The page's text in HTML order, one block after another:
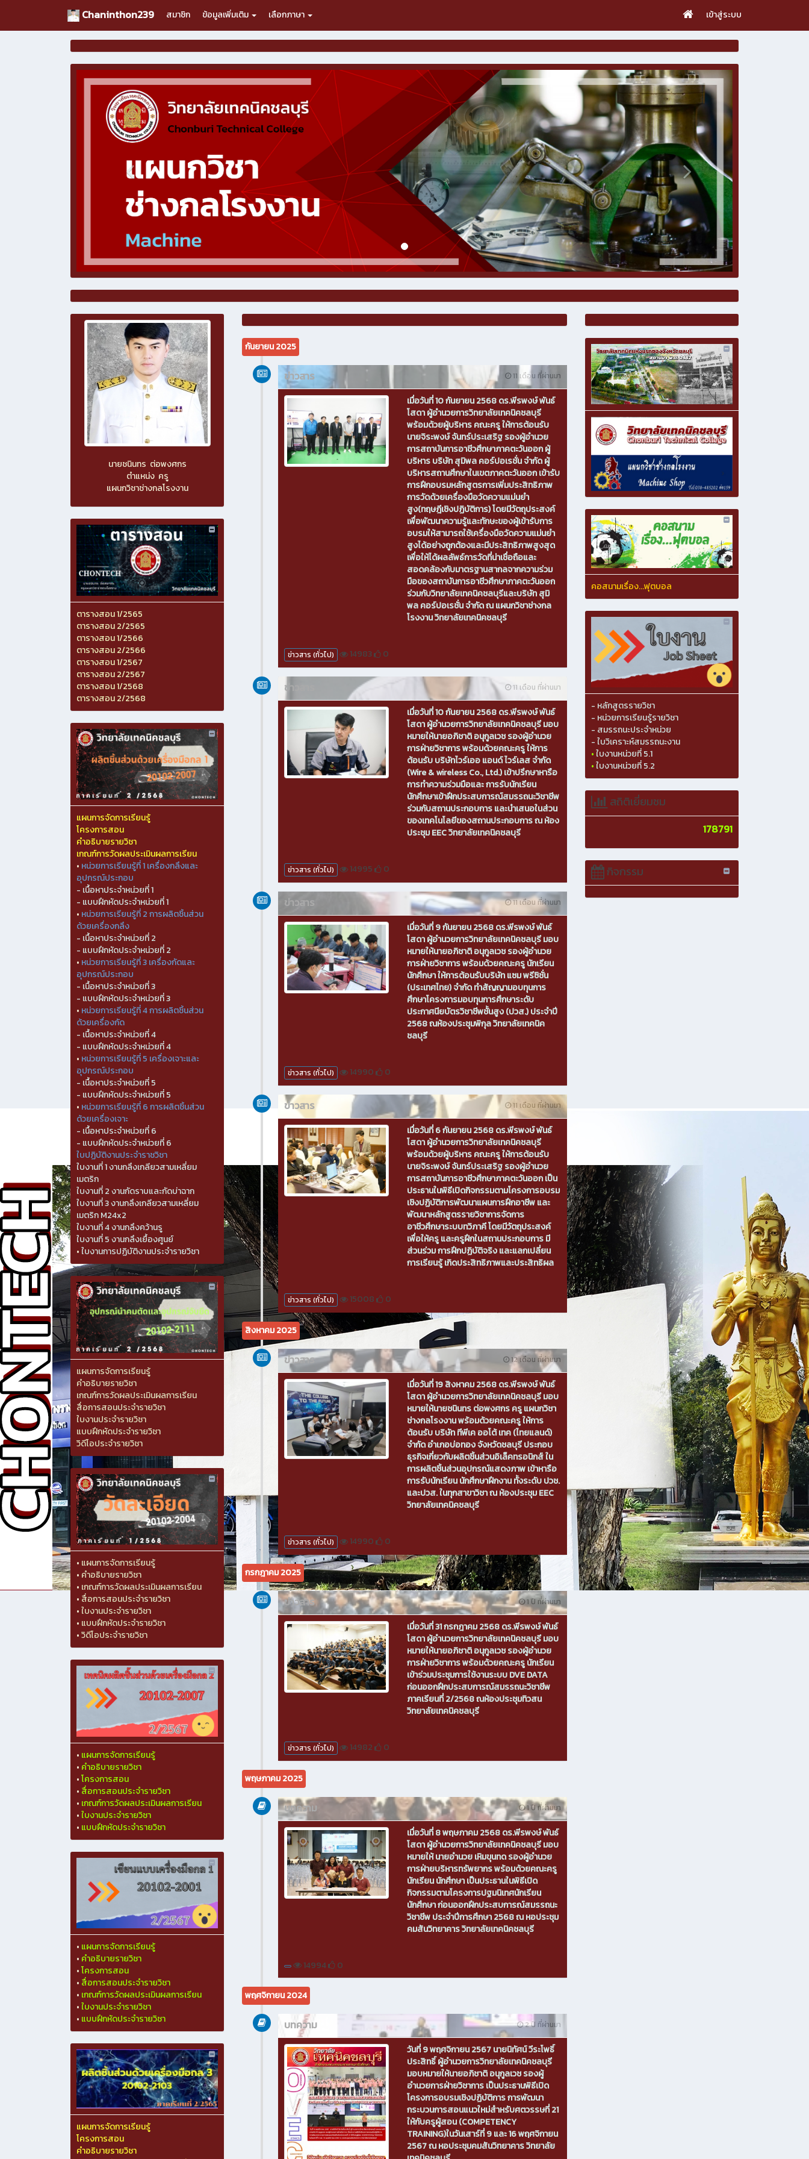
Chaninthon239 สมาชิก ข้อมูลเพิ่มเติม เลือกภาษา เข้าสู่ระบบ
นายชนินทร ต่อพงศกร
ตำแหน่ง ครู
แผนกวิชาช่างกลโรงงาน
ตารางสอน 1/2565
ตารางสอน 2/2565
ตารางสอน 1/2566
ตารางสอน 2/2566
ตารางสอน 1/2567
ตารางสอน 2/2567
ตารางสอน 1/2568
ตารางสอน 2/2568
แผนการจัดการเรียนรู้
โครงการสอน
คำอธิบายรายวิชา
เกณฑ์การวัดผลประเมินผลการเรียน
• หน่วยการเรียนรู้ที่ 1 เครื่องกลึงและ
อุปกรณ์ประกอบ
- เนื้อหาประจำหน่วยที่ 1
- แบบฝึกหัดประจำหน่วยที่ 1
• หน่วยการเรียนรู้ที่ 2 การผลิตชิ้นส่วน
ด้วยเครื่องกลึง
- เนื้อหาประจำหน่วยที่ 2
- แบบฝึกหัดประจำหน่วยที่ 2
• หน่วยการเรียนรู้ที่ 3 เครื่องกัดและ
อุปกรณ์ประกอบ
- เนื้อหาประจำหน่วยที่ 3
- แบบฝึกหัดประจำหน่วยที่ 3
• หน่วยการเรียนรู้ที่ 4 การผลิตชิ้นส่วน
ด้วยเครื่องกัด
- เนื้อหาประจำหน่วยที่ 4
- แบบฝึกหัดประจำหน่วยที่ 4
• หน่วยการเรียนรู้ที่ 5 เครื่องเจาะและ
อุปกรณ์ประกอบ
- เนื้อหาประจำหน่วยที่ 5
- แบบฝึกหัดประจำหน่วยที่ 5
• หน่วยการเรียนรู้ที่ 6 การผลิตชิ้นส่วน
ด้วยเครื่องเจาะ
- เนื้อหาประจำหน่วยที่ 6
- แบบฝึกหัดประจำหน่วยที่ 6
ใบปฏิบัติงานประจำราชวิชา
ใบงานที่ 1 งานกลึงเกลียวสามเหลี่ยม
เมตริก
ใบงานที่ 2 งานกัดราบและกัดบ่าฉาก
ใบงานที่ 3 งานกลึงเกลียวสามเหลี่ยม
เมตริก M24x2
ใบงานที่ 4 งานกลึงคว้านรู
ใบงานที่ 5 งานกลึงเยื้องศูนย์
•ใบงานการปฏิบัติงานประจำรายวิชา
แผนการจัดการเรียนรู้
คำอธิบายรายวิชา
เกณฑ์การวัดผลประเมินผลการเรียน
สื่อการสอนประจำรายวิชา
ใบงานประจำรายวิชา
แบบฝึกหัดประจำรายวิชา
วิดีโอประจำรายวิชา
• แผนการจัดการเรียนรู้
• คำอธิบายรายวิชา
• เกณฑ์การวัดผลประเมินผลการเรียน
• สื่อการสอนประจำรายวิชา
•ใบงานประจำรายวิชา
• แบบฝึกหัดประจำรายวิชา
•วิดีโอประจำรายวิชา
• แผนการจัดการเรียนรู้
• คำอธิบายรายวิชา
•โครงการสอน
• สื่อการสอนประจำรายวิชา
• เกณฑ์การวัดผลประเมินผลการเรียน
•ใบงานประจำรายวิชา
• แบบฝึกหัดประจำรายวิชา
• แผนการจัดการเรียนรู้
• คำอธิบายรายวิชา
•โครงการสอน
• สื่อการสอนประจำรายวิชา
• เกณฑ์การวัดผลประเมินผลการเรียน
•ใบงานประจำรายวิชา
• แบบฝึกหัดประจำรายวิชา
แผนการจัดการเรียนรู้
โครงการสอน
คำอธิบายรายวิชา
กันยายน 2025
11 เดือน ที่ผ่านมา
ข่าวสาร
เมื่อวันที่ 10 กันยายน 2568 ดร.พีรพงษ์ พันธ์
โสดา ผู้อำนวยการวิทยาลัยเทคนิคชลบุรี
พร้อมด้วยผู้บริหาร คณะครู ให้การต้อนรับ
นายจิระพงษ์ จันทร์ประเสริฐ รองผู้อำนวย
การสถาบันการอาชีวศึกษาภาคตะวันออก ผู้
บริหาร บริษัท สุมิพล คอร์ปอเรชั่น จำกัด ผู้
บริหารสถานศึกษาในเขตภาคตะวันออก เข้ารับ
การฝึกอบรมหลักสูตรการเพิ่มประสิทธิภาพ
การวัดด้วยเครื่องมือวัดความแม่นยำ
สูง(ทฤษฎีเชิงปฏิบัติการ) โดยมีวัตถุประสงค์
เพื่อพัฒนาความรู้และทักษะของผู้เข้ารับการ
อบรมให้สามารถใช้เครื่องมือวัดความแม่นยำ
สูงได้อย่างถูกต้องและมีประสิทธิภาพสูงสุด
เพื่อให้ได้ผลลัพธ์การวัดที่น่าเชื่อถือและ
สอดคล้องกับมาตรฐานสากลจากความร่วม
มือของสถาบันการอาชีวศึกษาภาคตะวันออก
ร่วมกับวิทยาลัยเทคนิคชลบุรีและบริษัท สุมิ
พล คอร์ปอเรชั่น จำกัด ณ แผนกวิชาช่างกล
โรงงาน วิทยาลัยเทคนิคชลบุรี
ข่าวสาร (ทั่วไป) 14983 0
11 เดือน ที่ผ่านมา
ข่าวสาร
เมื่อวันที่ 10 กันยายน 2568 ดร.พีรพงษ์ พันธ์
โสดา ผู้อำนวยการวิทยาลัยเทคนิคชลบุรี มอบ
หมายให้นายอภิชาติ อนุกูลเวช รองผู้อำนวย
การฝ่ายวิชาการ พร้อมด้วยคณะครู ให้การ
ต้อนรับ บริษัทไวร์เออ แอนด์ ไวร์เลส จำกัด
(Wire & wireless Co., Ltd.) เข้าปรึกษาหารือ
การทำความร่วมมือและ การรับนักเรียน
นักศึกษาเข้าฝึกประสบการณ์สมรรถนะวิชาชีพ
ร่วมกับสถานประกอบการ และนำเสนอในส่วน
ของเทคโนโลยีของสถานประกอบการ ณ ห้อง
ประชุม EEC วิทยาลัยเทคนิคชลบุรี
ข่าวสาร (ทั่วไป) 14995 0
11 เดือน ที่ผ่านมา
ข่าวสาร
เมื่อวันที่ 9 กันยายน 2568 ดร.พีรพงษ์ พันธ์
โสดา ผู้อำนวยการวิทยาลัยเทคนิคชลบุรี มอบ
หมายให้นายอภิชาติ อนุกูลเวช รองผู้อำนวย
การฝ่ายวิชาการ พร้อมด้วยคณะครู นักเรียน
นักศึกษา ให้การต้อนรับบริษัท แซม พรีซิชั่น
(ประเทศไทย) จำกัด ทำสัญญามอบทุนการ
ศึกษาโครงการมอบทุนการศึกษาระดับ
ประกาศนียบัตรวิชาชีพชั้นสูง (ปวส.) ประจำปี
2568 ณห้องประชุมพิกุล วิทยาลัยเทคนิค
ชลบุรี
ข่าวสาร (ทั่วไป) 14990 0
11 เดือน ที่ผ่านมา
ข่าวสาร
เมื่อวันที่ 6 กันยายน 2568 ดร.พีรพงษ์ พันธ์
โสดา ผู้อำนวยการวิทยาลัยเทคนิคชลบุรี
พร้อมด้วยผู้บริหาร คณะครู ให้การต้อนรับ
นายจิระพงษ์ จันทร์ประเสริฐ รองผู้อำนวย
การสถาบันการอาชีวศึกษาภาคตะวันออก เป็น
ประธานในพิธีเปิดกิจกรรมตามโครงการอบรม
เชิงปฏิบัติการพัฒนาแผนการฝึกอาชีพ และ
พัฒนาหลักสูตรรายวิชาการจัดการ
อาชีวศึกษาระบบทวิภาคี โดยมีวัตถุประสงค์
เพื่อให้ครู และครูฝึกในสถานประกอบการ มี
ส่วนร่วม การฝึกปฏิบัติจริง และแลกเปลี่ยน
การเรียนรู้ เกิดประสิทธิภาพและประสิทธิผล
ข่าวสาร (ทั่วไป) 15008 0
สิงหาคม 2025
12 เดือน ที่ผ่านมา
ข่าวสาร
เมื่อวันที่ 19 สิงหาคม 2568 ดร.พีรพงษ์ พันธ์
โสดา ผู้อำนวยการวิทยาลัยเทคนิคชลบุรี มอบ
หมายให้นายชนินทร ต่อพงศกร ครู แผนกวิชา
ช่างกลโรงงาน พร้อมด้วยคณะครู ให้การ
ต้อนรับ บริษัท ทีพีเค ออโต้ เทค (ไทยแลนด์)
จำกัด อำเภอบ่อทอง จังหวัดชลบุรี ประกอบ
ธุรกิจเกี่ยวกับผลิตชิ้นส่วนอิเล็คทรอนิกส์ ใน
การผลิตชิ้นส่วนอุปกรณ์แสดงภาพ เข้าหารือ
การรับนักเรียน นักศึกษาฝึกงาน ทั้งระดับ ปวช.
และปวส. ในทุกสาขาวิชา ณ ห้องประชุม EEC
วิทยาลัยเทคนิคชลบุรี
ข่าวสาร (ทั่วไป) 14990 0
กรกฎาคม 2025
1 ปี ที่ผ่านมา
ข่าวสาร
เมื่อวันที่ 31 กรกฎาคม 2568 ดร.พีรพงษ์ พันธ์
โสดา ผู้อำนวยการวิทยาลัยเทคนิคชลบุรี มอบ
หมายให้นายอภิชาติ อนุกูลเวช รองผู้อำนวย
การฝ่ายวิชาการ พร้อมด้วยคณะครู นักเรียน
เข้าร่วมประชุมการใช้งานระบบ DVE DATA
ก่อนออกฝึกประสบการณ์สมรรถนะวิชาชีพ
ภาคเรียนที่ 2/2568 ณห้องประชุมทิวสน
วิทยาลัยเทคนิคชลบุรี
ข่าวสาร (ทั่วไป) 14982 0
พฤษภาคม 2025
1 ปี ที่ผ่านมา
บทความ
เมื่อวันที่ 8 พฤษภาคม 2568 ดร.พีรพงษ์ พันธ์
โสดา ผู้อำนวยการวิทยาลัยเทคนิคชลบุรี มอบ
หมายให้ นายอำนวย เหิมขุนทด รองผู้อำนวย
การฝ่ายบริหารทรัพยากร พร้อมด้วยคณะครู
นักเรียน นักศึกษา เป็นประธานในพิธีเปิด
กิจกรรมตามโครงการปฐมนิเทศนักเรียน
นักศึกษา ก่อนออกฝึกประสบการณ์สมรรถนะ
วิชาชีพ ประจำปีการศึกษา 2568 ณ หอประชุม
คมสันวิทยาคาร วิทยาลัยเทคนิคชลบุรี
14994 0
พฤศจิกายน 2024
2 ปี ที่ผ่านมา
บทความ
วันที่ 9 พฤศจิกายน 2567 นายนิทัศน์ วีระโพธิ์
ประสิทธิ์ ผู้อำนวยการวิทยาลัยเทคนิคชลบุรี
มอบหมายให้นายอภิชาติ อนุกูลเวช รองผู้
อำนวยการฝ่ายวิชาการ เป็นประธานพิธีเปิด
โครงการอบรมเชิงปฏิบัติการ การพัฒนา
กระบวนการสอนแนวใหม่สำหรับศตวรรษที่ 21
ให้กับครูผู้สอน (COMPETENCY
TRAINING)ในวันเสาร์ที่ 9 และ 16 พฤศจิกายน
2567 ณ หอประชุมคมสันวิทยาคาร วิทยาลัย
คอสนามเรื่อง...ฟุตบอล
- หลักสูตรรายวิชา
- หน่วยการเรียนรู้รายวิชา
- สมรรถนะประจำหน่วย
- ใบวิเคราะห์สมรรถนะงาน
•ใบงานหน่วยที่ 5.1
•ใบงานหน่วยที่ 5.2
สถิติเยี่ยมชม
178791
กิจกรรม